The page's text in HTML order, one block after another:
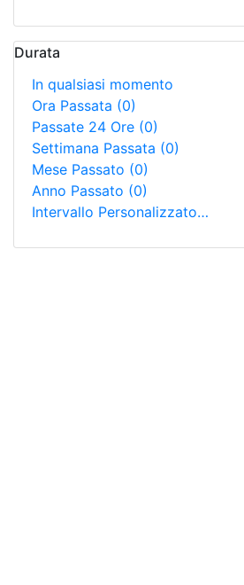
Durata
In qualsiasi momento
Ora Passata (0)
Passate 24 Ore (0)
Settimana Passata (0)
Mese Passato (0)
Anno Passato (0)
Intervallo Personalizzato…